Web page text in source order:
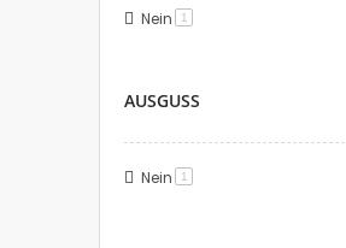
Nein 1
AUSGUSS
Nein 1